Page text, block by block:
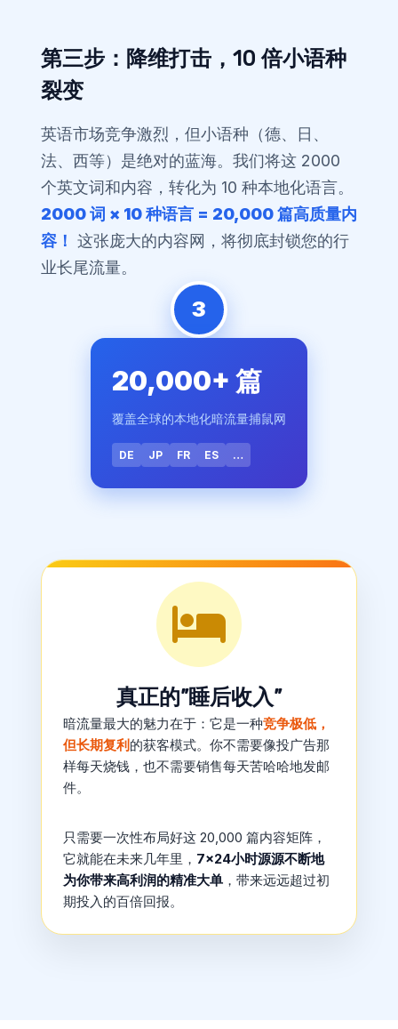
第三步：降维打击，10 倍小语种
裂变
英语市场竞争激烈，但小语种（德、日、
法、西等）是绝对的蓝海。我们将这 2000
个英文词和内容，转化为 10 种本地化语言。
2000 词 × 10 种语言 = 20,000 篇高质量内
容！ 这张庞大的内容网，将彻底封锁您的行
业长尾流量。
3
20,000+ 篇
覆盖全球的本地化暗流量捕鼠网
DE JP FR ES …
真正的”睡后收入”
暗流量最大的魅力在于：它是一种竞争极低，
但长期复利 的获客模式。你不需要像投广告那
样每天烧钱，也不需要销售每天苦哈哈地发邮
件。
只需要一次性布局好这 20,000 篇内容矩阵，
它就能在未来几年里， 7×24小时源源不断地
为你带来高利润的精准大单 ，带来远远超过初
期投入的百倍回报。